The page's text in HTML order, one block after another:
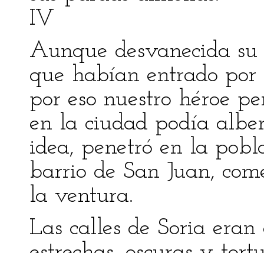
IV
Aunque desvanecida
que habían entrado por
por eso nuestro héroe
en la ciudad podía
idea, penetró en la
barrio de San Juan,
la ventura.
Las calles de Soria